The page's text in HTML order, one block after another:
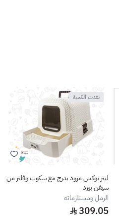
نفدت الكمية
ليتر بوكس مزود بدرج مع سكوب وفلتر من
سيفن بيرد
الرمل ومستلزماته
309.05